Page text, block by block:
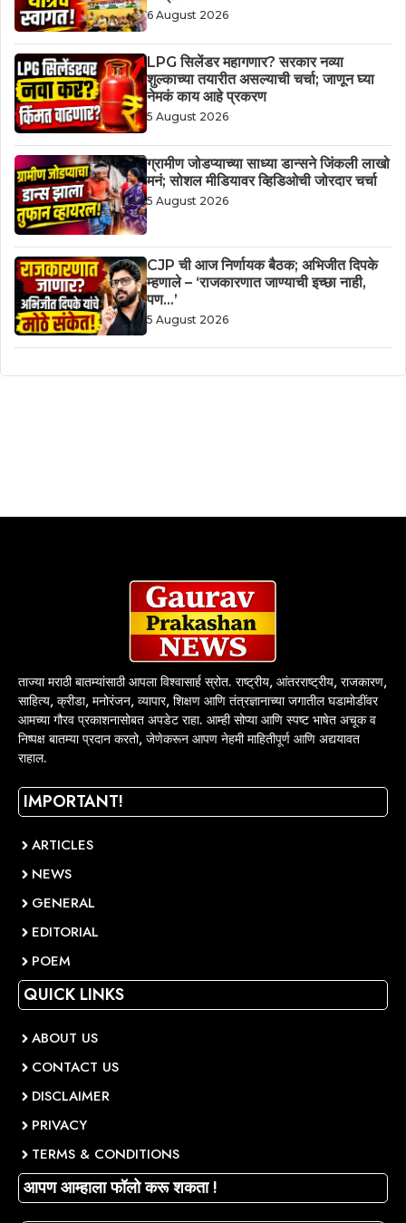
6 August 2026
LPG सिलेंडर महागणार? सरकार नव्या
शुल्काच्या तयारीत असल्याची चर्चा; जाणून घ्या
नेमकं काय आहे प्रकरण
5 August 2026
ग्रामीण जोडप्याच्या साध्या डान्सने जिंकली लाखो
मनं; सोशल मीडियावर व्हिडिओची जोरदार चर्चा
5 August 2026
CJP ची आज निर्णायक बैठक; अभिजीत दिपके
म्हणाले – ‘राजकारणात जाण्याची इच्छा नाही,
पण…’
5 August 2026
ताज्या मराठी बातम्यांसाठी आपला विश्वासार्ह स्रोत. राष्ट्रीय, आंतरराष्ट्रीय, राजकारण,
साहित्य, क्रीडा, मनोरंजन, व्यापार, शिक्षण आणि तंत्रज्ञानाच्या जगातील घडामोडींवर
आमच्या गौरव प्रकाशनासोबत अपडेट राहा. आम्ही सोप्या आणि स्पष्ट भाषेत अचूक व
निष्पक्ष बातम्या प्रदान करतो, जेणेकरून आपण नेहमी माहितीपूर्ण आणि अद्ययावत
राहाल.
IMPORTANT!
ARTICLES
NEWS
GENERAL
EDITORIAL
POEM
QUICK LINKS
ABOUT US
CONTACT US
DISCLAIMER
PRIVACY
TERMS & CONDITIONS
आपण आम्हाला फॉलो करू शकता !